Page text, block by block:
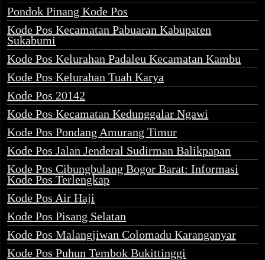
Pondok Pinang Kode Pos
Kode Pos Kecamatan Pabuaran Kabupaten
Sukabumi
Kode Pos Kelurahan Padaleu Kecamatan Kambu
Kode Pos Kelurahan Tuah Karya
Kode Pos 20142
Kode Pos Kecamatan Kedunggalar Ngawi
Kode Pos Pondang Amurang Timur
Kode Pos Jalan Jenderal Sudirman Balikpapan
Kode Pos Cibungbulang Bogor Barat: Informasi
Kode Pos Terlengkap
Kode Pos Air Haji
Kode Pos Pisang Selatan
Kode Pos Malangjiwan Colomadu Karanganyar
Kode Pos Puhun Tembok Bukittinggi